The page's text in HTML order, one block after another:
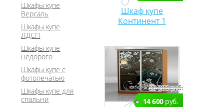
Шкафы купе
Версаль
Шкафы купе
ЛДСП
Шкафы купе
недорого
Шкафы купе с
фотопечатью
Шкафы купе для
спальни
Шкаф купе
Континент 1
29 200 руб.
14 600руб.